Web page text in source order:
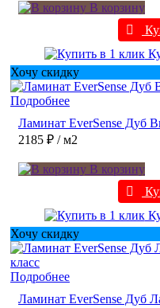
В корзину
Хочу скидку
Подробнее
Ламинат EverSense Дуб
2185 ₽ / м2
В корзину
Хочу скидку
Подробнее
Ламинат EverSense Дуб